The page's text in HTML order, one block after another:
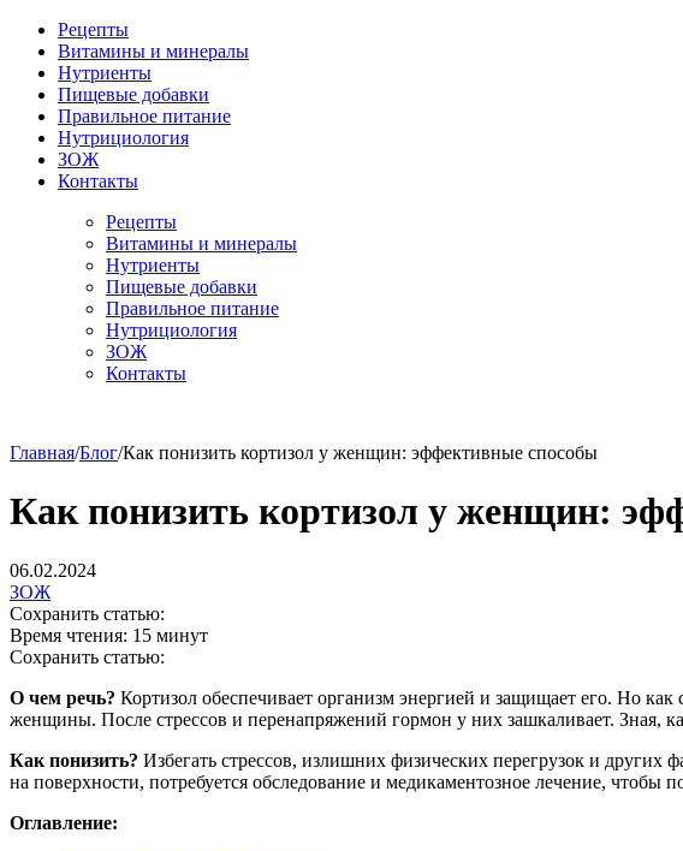
Рецепты
Витамины и минералы
Нутриенты
Пищевые добавки
Правильное питание
Нутрициология
ЗОЖ
Контакты
Рецепты
Витамины и минералы
Нутриенты
Пищевые добавки
Правильное питание
Нутрициология
ЗОЖ
Контакты
Главная/Блог/Как понизить кортизол у женщин: эффективные способы
Как понизить кортизол у женщин:
06.02.2024
ЗОЖ
Сохранить статью:
Время чтения: 15 минут
Сохранить статью:
О чем речь? Кортизол обеспечивает организм энергией и защищает его. Но
женщины. После стрессов и перенапряжений гормон у них зашкаливает. Зная,
Как понизить? Избегать стрессов, излишних физических перегрузок и
на поверхности, потребуется обследование и медикаментозное лечение, чтобы
Оглавление: